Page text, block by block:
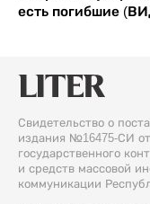
есть погибшие
Свидетельство о
издания №16475-СИ
государственного
и средств массовой
коммуникации